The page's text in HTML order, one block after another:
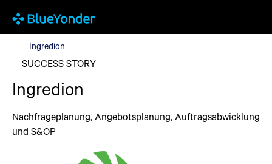
IngredionIngredion
SUCCESS STORY
Ingredion
Nachfrageplanung, Angebotsplanung, Auftragsabwicklung
und S&OP